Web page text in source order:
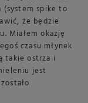
spike to
że będzie
Miałem okazję
czasu młynek
takie ostrza i
jest